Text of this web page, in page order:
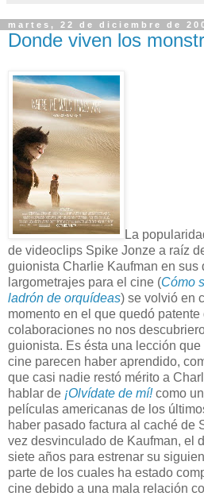
martes, 22 de diciembre de
Donde viven los
La
de videoclips Spike Jonze a raíz
guionista Charlie Kaufman en sus
largometrajes para el cine (Cómo
ladrón de orquídeas) se volvió en
momento en el que quedó
colaboraciones no nos
guionista. Es ésta una lección que
cine parecen haber aprendido,
que casi nadie restó mérito a
hablar de ¡Olvídate de mí!como
películas americanas de los
haber pasado factura al caché de
vez desvinculado de Kaufman, el
siete años para estrenar su
parte de los cuales ha estado
cine debido a una mala relación